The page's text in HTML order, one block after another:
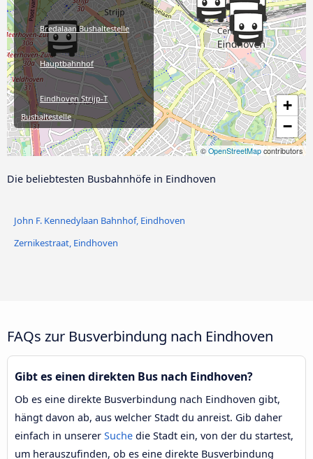
+
−
©OpenStreetMap contributors
Bredalaan Bushaltestelle
Hauptbahnhof
Eindhoven Strijp-T
Bushaltestelle
Die beliebtesten Busbahnhöfe in Eindhoven
John F. Kennedylaan Bahnhof, Eindhoven
Zernikestraat, Eindhoven
FAQs zur Busverbindung nach Eindhoven
Gibt es einen direkten Bus nach Eindhoven?
Ob es eine direkte Busverbindung nach Eindhoven gibt,
hängt davon ab, aus welcher Stadt du anreist. Gib daher
einfach in unserer Suche die Stadt ein, von der du startest,
um herauszufinden, ob es eine direkte Busverbindung